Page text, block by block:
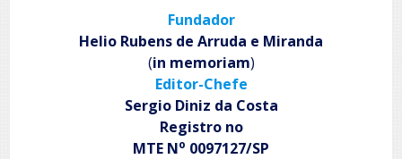
Fundador
Helio Rubens de Arruda e Miranda
(in memoriam)
Editor-Chefe
Sergio Diniz da Costa
Registro no
MTE No 0097127/SP